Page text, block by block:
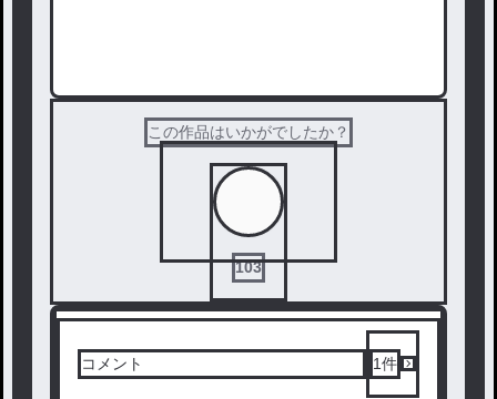
この作品はいかがでしたか？
103
コメント 1件